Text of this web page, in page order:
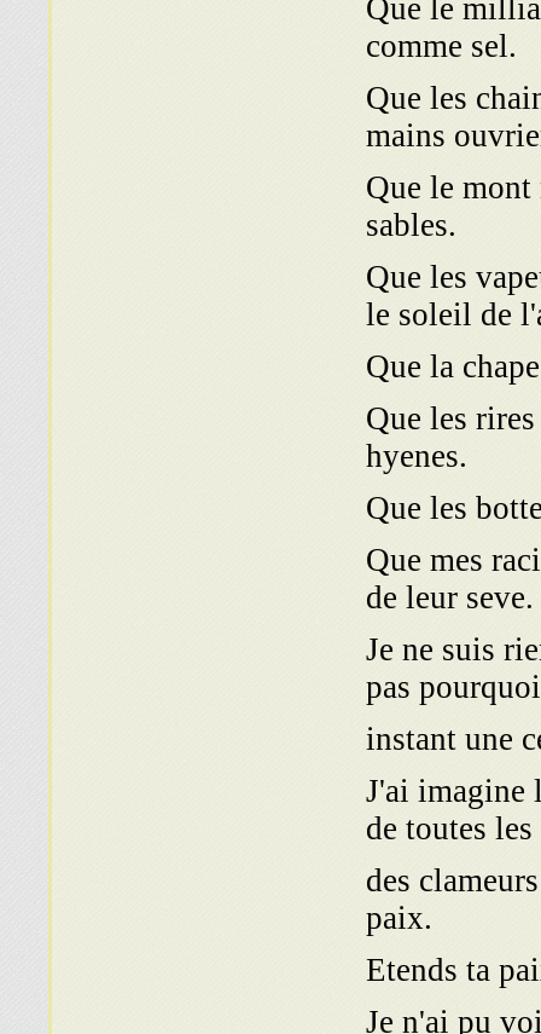
Que le
comme sel.
Que les
mains
Que le mont
sables.
Que les
le soleil de
Que la
Que les
hyenes.
Que les
Que mes
de leur seve.
Je ne suis
pas
instant une
J'ai imagine
de toutes
des
paix.
Etends ta
Je n'ai pu